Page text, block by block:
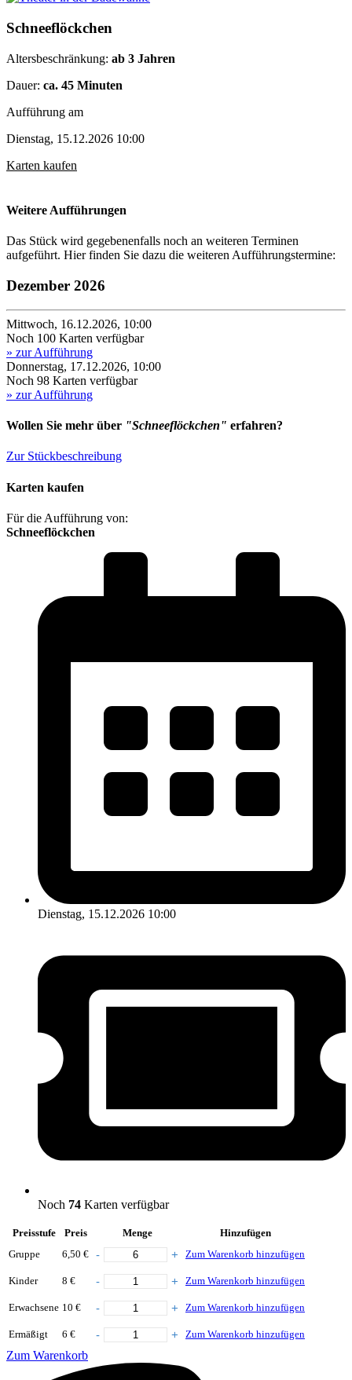
Schneeflöckchen
Altersbeschränkung: ab 3 Jahren
Dauer: ca. 45 Minuten
Aufführung am
Dienstag, 15.12.2026 10:00
Karten kaufen
Weitere Aufführungen
Das Stück wird gegebenenfalls noch an weiteren Terminen
aufgeführt. Hier finden Sie dazu die weiteren Aufführungstermine:
Dezember 2026
Mittwoch, 16.12.2026, 10:00
Noch 100 Karten verfügbar
» zur Aufführung
Donnerstag, 17.12.2026, 10:00
Noch 98 Karten verfügbar
» zur Aufführung
Wollen Sie mehr über "Schneeflöckchen" erfahren?
Zur Stückbeschreibung
Karten kaufen
Für die Aufführung von:
Schneeflöckchen
Dienstag, 15.12.2026 10:00
Noch 74 Karten verfügbar
Preisstufe Preis Menge
Hinzufügen
Gruppe
6,50 € Zum Warenkorb hinzufügen
Kinder 8 € Zum Warenkorb hinzufügen
Erwachsene 10 € Zum Warenkorb hinzufügen
Ermäßigt 6 € Zum Warenkorb hinzufügen
Zum Warenkorb